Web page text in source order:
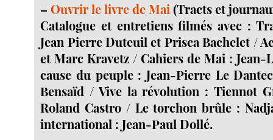
– Ouvrir le livre de Mai (Tracts et
Catalogue et entretiens filmés avec :
Jean Pierre Duteuil et Prisca Bachelet /
et Marc Kravetz / Cahiers de Mai : Jean-
cause du peuple : Jean-Pierre Le
Bensaïd / Vive la révolution : Tiennot
Roland Castro / Le torchon brûle :
international : Jean-Paul Dollé.